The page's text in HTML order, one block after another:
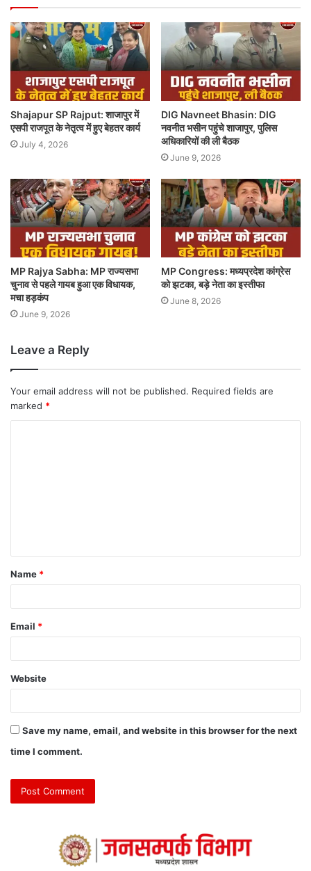
Shajapur SP Rajput: शाजापुर में
एसपी राजपूत के नेतृत्व में हुए बेहतर कार्य
July 4, 2026
DIG Navneet Bhasin: DIG
नवनीत भसीन पहुंचे शाजापुर, पुलिस
अधिकारियों की ली बैठक
June 9, 2026
MP Rajya Sabha: MP राज्यसभा
चुनाव से पहले गायब हुआ एक विधायक,
मचा हड़कंप
June 9, 2026
MP Congress: मध्यप्रदेश कांग्रेस
को झटका, बड़े नेता का इस्तीफा
June 8, 2026
Leave a Reply
Your email address will not be published. Required fields are
marked *
Name *
Email *
Website
Save my name, email, and website in this browser for the next
time I comment.